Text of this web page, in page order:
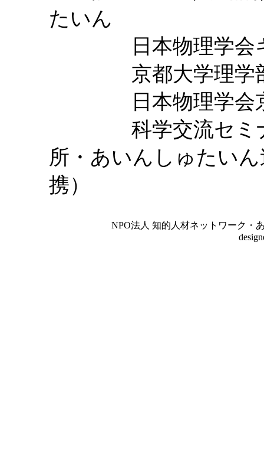
たいん
日本物理学会キ
京都大学理学
日本物理学会京
科学交流セミナー
所・あいんしゅたい
携
NPO法人 知的人材ネットワーク・